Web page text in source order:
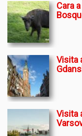
Cara
Visita
Visita